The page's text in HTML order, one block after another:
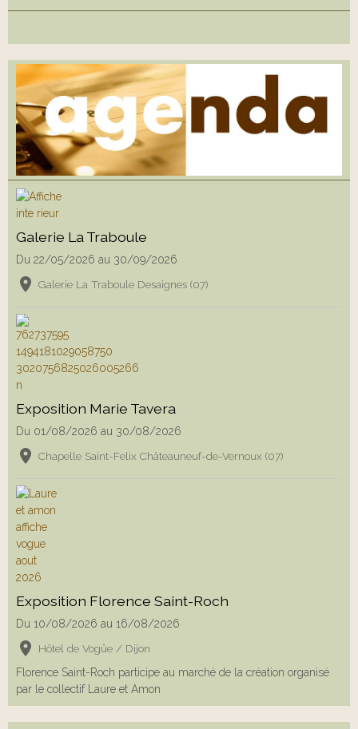
Galerie La Traboule
Du 22/05/2026 au 30/09/2026
Galerie La Traboule Desaignes (07)
Exposition Marie Tavera
Du 01/08/2026 au 30/08/2026
Chapelle Saint-Felix Châteauneuf-de-Vernoux (07)
Exposition Florence Saint-Roch
Du 10/08/2026 au 16/08/2026
Hôtel de Vogüe / Dijon
Florence Saint-Roch participe au marché de la création organisé
par le collectif Laure et Amon